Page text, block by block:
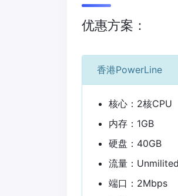
优惠方案：
香港PowerLine
核心：2核CPU
内存：1GB
硬盘：40GB
流量：Unmilited
端口：2Mbps